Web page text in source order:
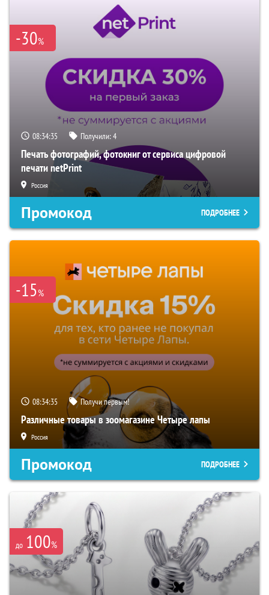
-30%
08:34:34 Получили:4
Печать фотографий, фотокниг от сервиса цифровой
печати netPrint
Россия
Промокод ПОДРОБНЕЕ
-15%
08:34:34 Получи первым!
Различные товары в зоомагазине Четыре лапы
Россия
Промокод ПОДРОБНЕЕ
до 100%